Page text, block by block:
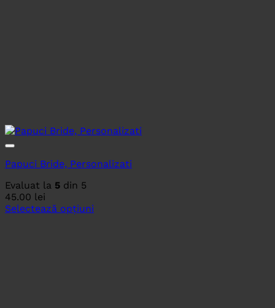
Papuci Bride, Personalizati
Evaluat la 5 din 5
45.00 lei
Selectează opțiuni